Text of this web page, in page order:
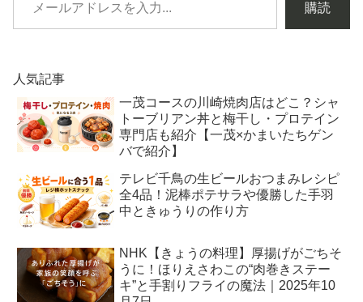
購読
人気記事
一茂コースの川崎焼肉店はどこ？シャ
トーブリアン丼と梅干し・プロテイン
専門店も紹介【一茂×かまいたちゲン
バで紹介】
テレビ千鳥の生ビールおつまみレシピ
全4品！泥棒ポテサラや優勝した手羽
中ときゅうりの作り方
NHK【きょうの料理】厚揚げがごちそ
うに！ほりえさわこの“肉巻きステー
キ”と手割りフライの魔法｜2025年10